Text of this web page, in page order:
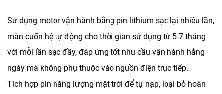
Sử dụng motor vận hành bằng pin lithium sạc lại nhiều lần,
màn cuốn hệ tự động cho thời gian sử dụng từ 5-7 tháng
với mỗi lần sạc đầy, đáp ứng tốt nhu cầu vận hành hằng
ngày mà không phụ thuộc vào nguồn điện trực tiếp.
Tích hợp pin năng lượng mặt trời để tự nạp, loại bỏ hoàn